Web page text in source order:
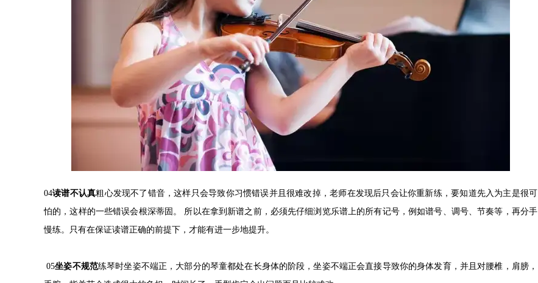
04读谱不认真粗心发现不了错音，这样只会导致你习惯错误并且很难改掉，老师在发现后只会让你重新练，要知道先入为主是很可
怕的，这样的一些错误会根深蒂固。 所以在拿到新谱之前，必须先仔细浏览乐谱上的所有记号，例如谱号、调号、节奏等，再分手
慢练。只有在保证读谱正确的前提下，才能有进一步地提升。
05坐姿不规范练琴时坐姿不端正，大部分的琴童都处在长身体的阶段，坐姿不端正会直接导致你的身体发育，并且对腰椎，肩膀，